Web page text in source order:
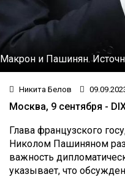
Макрон и Пашинян.
Никита Белов
Москва, 9 сентября -
Глава французского
Николом Пашиняном
важность
указывает, что